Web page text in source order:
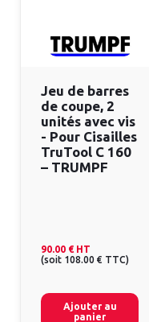
Jeu de barres
de coupe, 2
unités avec vis
- Pour Cisailles
TruTool C 160
– TRUMPF
90.00 € HT
(soit 108.00 € TTC)
Ajouter au
panier